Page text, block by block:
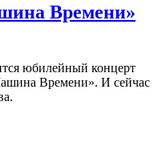
Времени»
юбилейный концерт
Времени». И сейчас